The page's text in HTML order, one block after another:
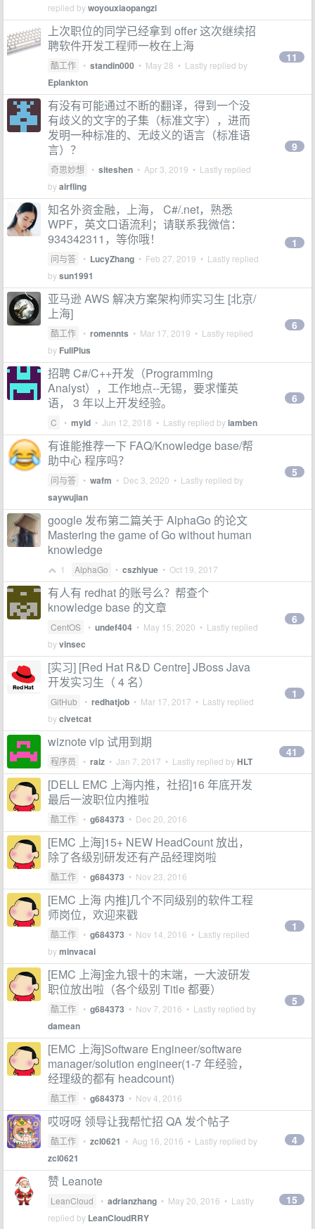
replied bywoyouxiaopangzi
上次职位的同学已经拿到 offer 这次继续招
聘软件开发工程师一枚在上海
酷工作 • standin000 • May 28 • Lastly replied by
Eplankton
11
有没有可能通过不断的翻译，得到一个没
有歧义的文字的子集（标准文字），进而
发明一种标准的、无歧义的语言（标准语
言）？
奇思妙想 • siteshen • Apr 3, 2019 • Lastly replied
byairfling
9
知名外资金融，上海， C#/.net，熟悉
WPF，英文口语流利；请联系我微信：
934342311，等你哦！
问与答 • LucyZhang • Feb 27, 2019 • Lastly replied
bysun1991
1
亚马逊 AWS 解决方案架构师实习生 [北京/
上海]
酷工作 • romennts • Mar 17, 2019 • Lastly replied
by FullPlus
6
招聘 C#/C++开发（Programming
Analyst），工作地点--无锡，要求懂英
语， 3 年以上开发经验。
C • myid • Jun 12, 2018 • Lastly replied byiamben
6
有谁能推荐一下 FAQ/Knowledge base/帮
助中心 程序吗？
问与答 • wafm • Dec 3, 2020 • Lastly replied by
saywujian
5
google 发布第二篇关于 AlphaGo 的论文
Mastering the game of Go without human
knowledge
1 AlphaGo • cszhiyue • Oct 19, 2017
有人有 redhat 的账号么？帮查个
knowledge base 的文章
CentOS • undef404 • May 15, 2020 • Lastly replied
byvinsec
6
[实习] [Red Hat R&D Centre] JBoss Java
开发实习生（ 4 名）
GitHub • redhatjob • Mar 17, 2017 • Lastly replied
bycivetcat
1
wiznote vip 试用到期
程序员 • raiz • Jan 7, 2017 • Lastly replied byHLT
41
[DELL EMC 上海内推，社招]16 年底开发
最后一波职位内推啦
酷工作 • g684373 • Dec 20, 2016
[EMC 上海]15+ NEW HeadCount 放出，
除了各级别研发还有产品经理岗啦
酷工作 • g684373 • Nov 23, 2016
[EMC 上海 内推]几个不同级别的软件工程
师岗位，欢迎来戳
酷工作 • g684373 • Nov 14, 2016 • Lastly replied
byminvacai
1
[EMC 上海]金九银十的末端，一大波研发
职位放出啦（各个级别 Title 都要）
酷工作 • g684373 • Nov 7, 2016 • Lastly replied by
damean
5
[EMC 上海]Software Engineer/software
manager/solution engineer(1-7 年经验，
经理级的都有 headcount)
酷工作 • g684373 • Nov 4, 2016
哎呀呀 领导让我帮忙招 QA 发个帖子
酷工作 • zcl0621 • Aug 16, 2016 • Lastly replied by
zcl0621
4
赞 Leanote
LeanCloud • adrianzhang • May 20, 2016 • Lastly
replied by LeanCloudRRY
15